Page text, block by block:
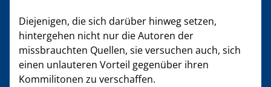
Diejenigen, die sich darüber hinweg setzen,
hintergehen nicht nur die Autoren der
missbrauchten Quellen, sie versuchen auch, sich
einen unlauteren Vorteil gegenüber ihren
Kommilitonen zu verschaffen.